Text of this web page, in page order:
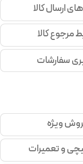
ارسال کالا
مرجوع کالا
سفارشات
ویژه
و تعمیرات